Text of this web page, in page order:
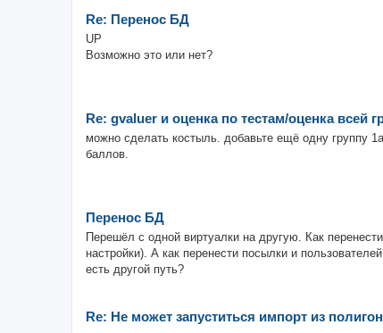
Re: Перенос БД
UP
Возможно это или нет?
Re: gvaluer и оценка по тестам/оценка всей
можно сделать костыль. добавьте ещё одну группу
баллов.
Перенос БД
Перешёл с одной виртуалки на другую. Как
настройки). А как перенести посылки и
есть другой путь?
Re: Не может запуститься импорт из